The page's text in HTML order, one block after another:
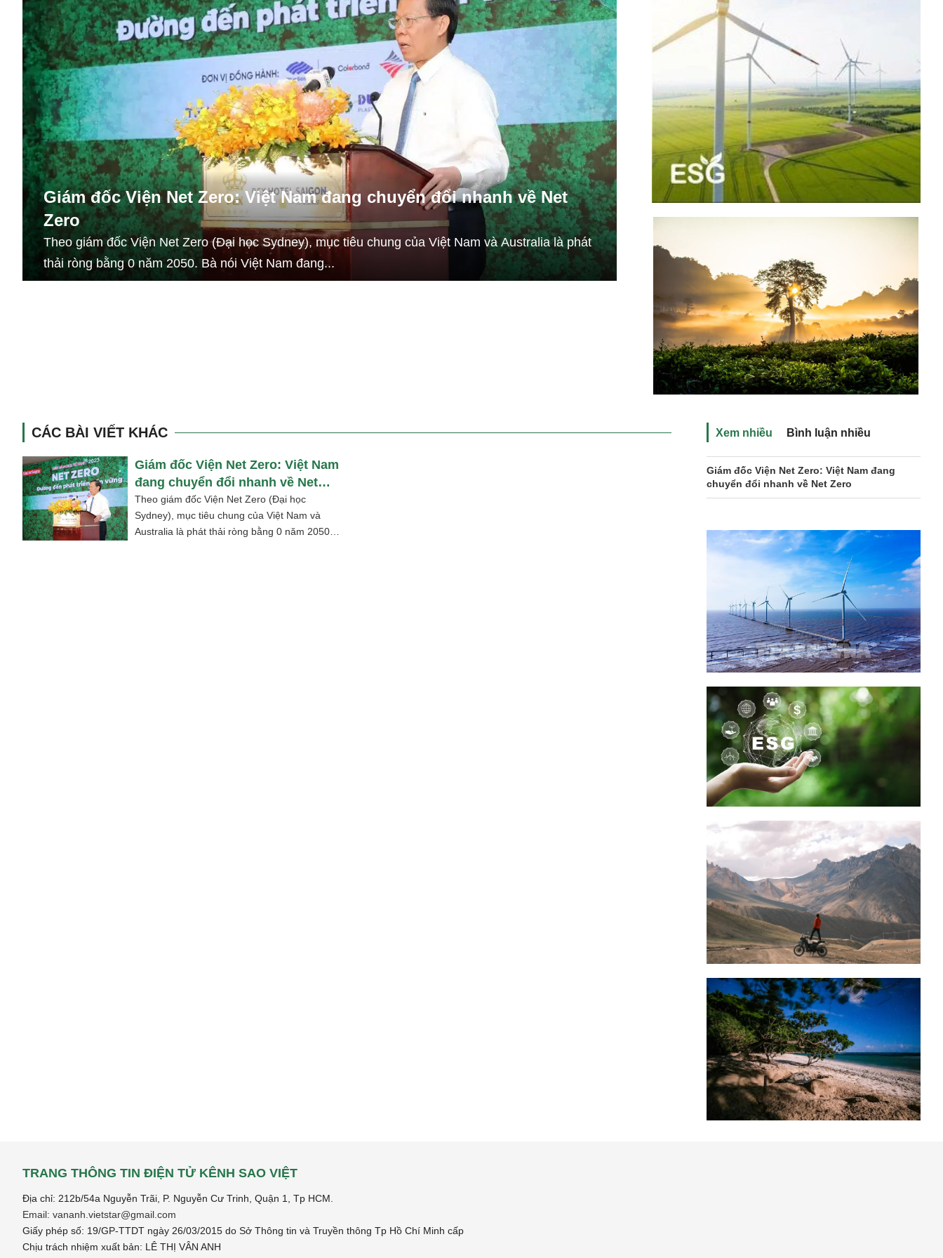
Giám đốc Viện Net Zero: Việt Nam đang chuyển đổi nhanh về Net
Zero
Theo giám đốc Viện Net Zero (Đại học Sydney), mục tiêu chung của Việt Nam và Australia là phát
thải ròng bằng 0 năm 2050. Bà nói Việt Nam đang...
CÁC BÀI VIẾT KHÁC
Giám đốc Viện Net Zero: Việt Nam
đang chuyển đổi nhanh về Net
Zero
Theo giám đốc Viện Net Zero (Đại học
Sydney), mục tiêu chung của Việt Nam và
Australia là phát thải ròng bằng 0 năm 2050.
Xem nhiều Bình luận nhiều
Giám đốc Viện Net Zero: Việt Nam đang
chuyển đổi nhanh về Net Zero
TRANG THÔNG TIN ĐIỆN TỬ KÊNH SAO VIỆT
Địa chỉ: 212b/54a Nguyễn Trãi, P. Nguyễn Cư Trinh, Quận 1, Tp HCM.
Email: vananh.vietstar@gmail.com
Giấy phép số: 19/GP-TTDT ngày 26/03/2015 do Sở Thông tin và Truyền thông Tp Hồ Chí Minh cấp
Chịu trách nhiệm xuất bản: LÊ THỊ VÂN ANH